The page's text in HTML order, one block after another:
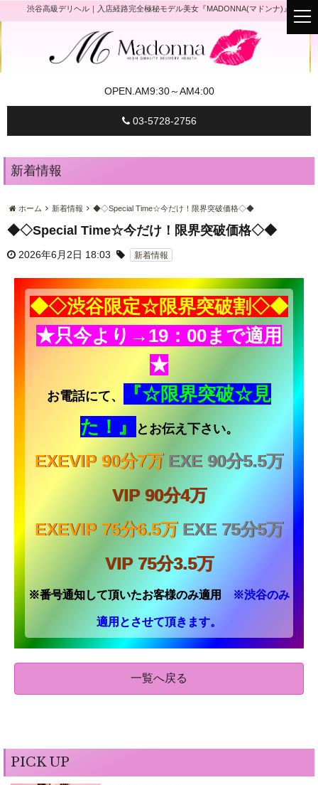
渋谷高級デリヘル｜入店経路完全極秘モデル美女『MADONNA(マドンナ)』
OPEN. AM9:30～AM4:00
03-5728-2756
新着情報
ホーム 新着情報 ◆◇Special Time☆今だけ！限界突破価格◇◆
◆◇Special Time☆今だけ！限界突破価格◇◆
2026年6月2日 18:03 新着情報
◆◇渋谷限定☆限界突破割◇◆
★只今より→19 ：00まで適用
★
お電話にて、 『☆限界突破☆見
た！』
とお伝え下さい。
EXEVIP 90分7万 EXE 90分5.5万
VIP 90分4万
EXEVIP 75分6.5万 EXE 75分5万
VIP 75分3.5万
※番号通知して頂いたお客様のみ適用 ※渋谷のみ
適用とさせて頂きます。
一覧へ戻る
PICK UP
t
o
g
i
t